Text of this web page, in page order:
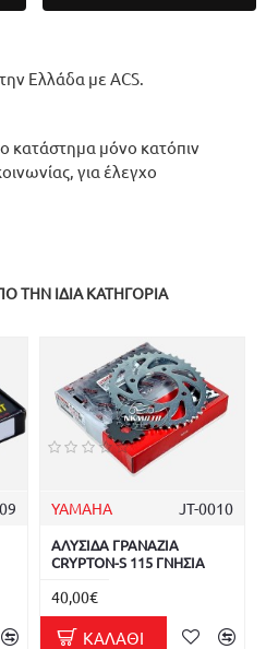
Ελλάδα με ACS.
κατάστημα μόνο κατόπιν
για έλεγχο
ΤΗΝ ΊΔΙΑ ΚΑΤΗΓΟΡΊΑ
YAMAHA JT-0010
ΑΛΥΣΙΔΑ ΓΡΑΝΑΖΙΑ
CRYPTON-S 115 ΓΝΗΣΙΑ
40,00€
ΚΑΛΆΘΙ